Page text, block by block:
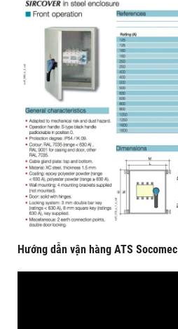
Hướng dẫn vận hàng ATS Socomec